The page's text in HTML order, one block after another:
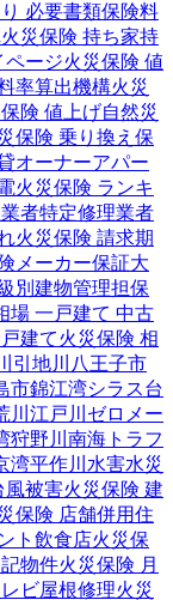
必要書類保険料
火災保険 持ち家持
ページ火災保険 値
率算出機構火災
険 値上げ自然災
保険 乗り換え 保
オーナーアパー
火災保険 ランキ
者特定修理業者
火災保険 請求期
メーカー保証大
別 建物管理担保
場 一戸建て 中古
建て火災保険 相
引地川
八王子市
市錦江湾シラス台
川 江戸川 ゼロメー
狩野川 南海トラフ
湾平作川 水害水災
風被害火災保険 建
保険 店舗併用住
ト 飲食店火災保
物件火災保険 月
ビ屋根修理火災